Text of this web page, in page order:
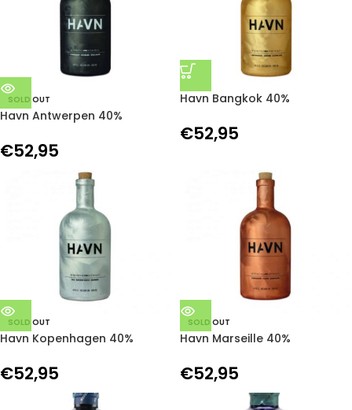
SOLD OUT
Havn Antwerpen 40%
€52,95
Havn Bangkok 40%
€52,95
SOLD OUT
Havn Kopenhagen 40%
€52,95
SOLD OUT
Havn Marseille 40%
€52,95